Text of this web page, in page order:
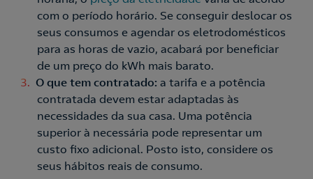
com o período horário. Se conseguir deslocar os
seus consumos e agendar os eletrodomésticos
para as horas de vazio, acabará por beneficiar
de um preço do kWh mais barato.
O que tem contratado: a tarifa e a potência
contratada devem estar adaptadas às
necessidades da sua casa. Uma potência
superior à necessária pode representar um
custo fixo adicional. Posto isto, considere os
seus hábitos reais de consumo.